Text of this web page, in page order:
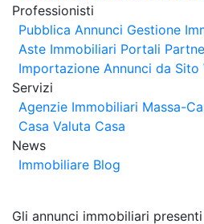
Professionisti
Pubblica Annunci Gestione
Aste Immobiliari Portali
Importazione Annunci da Sito
Servizi
Agenzie Immobiliari Massa-
Casa Valuta Casa
News
Immobiliare Blog
Gli annunci immobiliari